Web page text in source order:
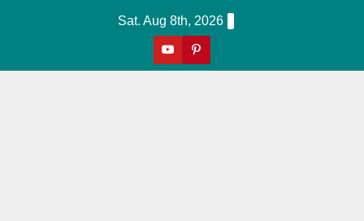
Sat. Aug 8th, 2026